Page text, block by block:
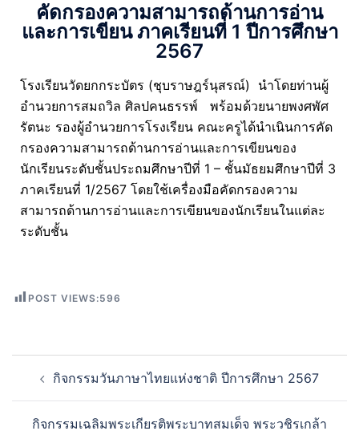
คัดกรองความสามารถด้านการอ่าน
และการเขียน ภาคเรียนที่ 1 ปีการศึกษา
2567
โรงเรียนวัดยกกระบัตร (ชุบราษฎร์นุสรณ์) นำโดยท่านผู้
อำนวยการสมถวิล ศิลปคนธรรพ์ พร้อมด้วยนายพงศพัศ
รัตนะ รองผู้อำนวยการโรงเรียน คณะครูได้นำเนินการคัด
กรองความสามารถด้านการอ่านและการเขียนของ
นักเรียนระดับชั้นประถมศึกษาปีที่ 1 – ชั้นมัธยมศึกษาปีที่ 3
ภาคเรียนที่ 1/2567 โดยใช้เครื่องมือคัดกรองความ
สามารถด้านการอ่านและการเขียนของนักเรียนในแต่ละ
ระดับชั้น
POST VIEWS:596
กิจกรรมวันภาษาไทยแห่งชาติ ปีการศึกษา 2567
กิจกรรมเฉลิมพระเกียรติพระบาทสมเด็จ พระวชิรเกล้า